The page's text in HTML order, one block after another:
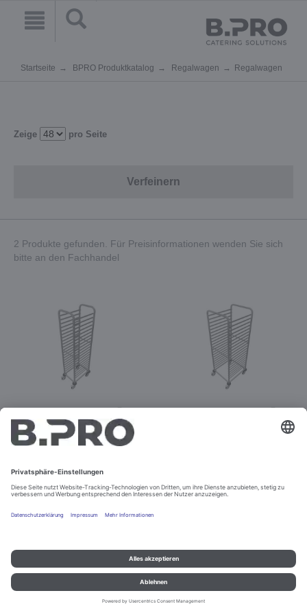
Startseite BPRO Produktkatalog Regalwagen Regalwagen
Zeige pro Seite
Verfeinern
2 Produkte gefunden. Für Preisinformationen wenden Sie sich
bitte an den Fachhandel
RWR 160-20
Impressum und Datenschutz Kontakt
Rechtliche Hinweise
© B.PRO Catering Solutions 2022